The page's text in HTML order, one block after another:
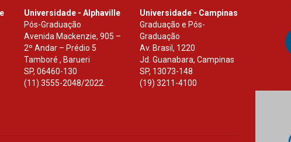
Universidade - Alphaville
Pós-Graduação
Avenida Mackenzie, 905 –
2º Andar – Prédio 5
Tamboré , Barueri
SP, 06460-130
(11) 3555-2048/2022.
Universidade - Campinas
Graduação e Pós-
Graduação
Av. Brasil, 1220
Jd. Guanabara, Campinas
SP, 13073-148
(19) 3211-4100